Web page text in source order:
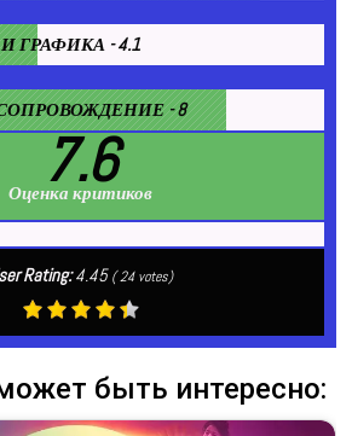
- 4.1
- 8
7.6
Оценка критиков
Rating:4.45 (24votes)
быть интересно: